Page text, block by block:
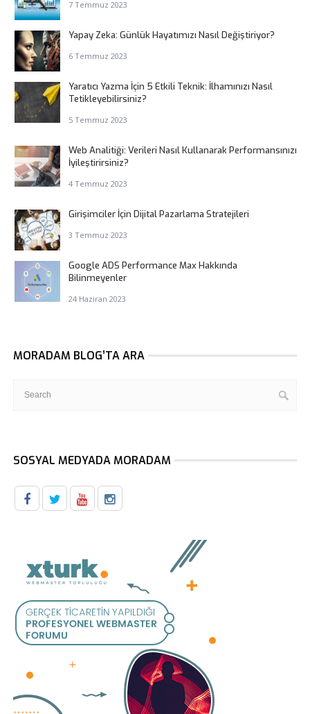
7 Temmuz 2023
Yapay Zeka: Günlük Hayatımızı Nasıl Değiştiriyor?
6 Temmuz 2023
Yaratıcı Yazma İçin 5 Etkili Teknik: İlhamınızı Nasıl
Tetikleyebilirsiniz?
5 Temmuz 2023
Web Analitiği: Verileri Nasıl Kullanarak Performansınızı
İyileştirirsiniz?
4 Temmuz 2023
Girişimciler İçin Dijital Pazarlama Stratejileri
3 Temmuz 2023
Google ADS Performance Max Hakkında
Bilinmeyenler
24 Haziran 2023
MORADAM BLOG’TA ARA
SOSYAL MEDYADA MORADAM